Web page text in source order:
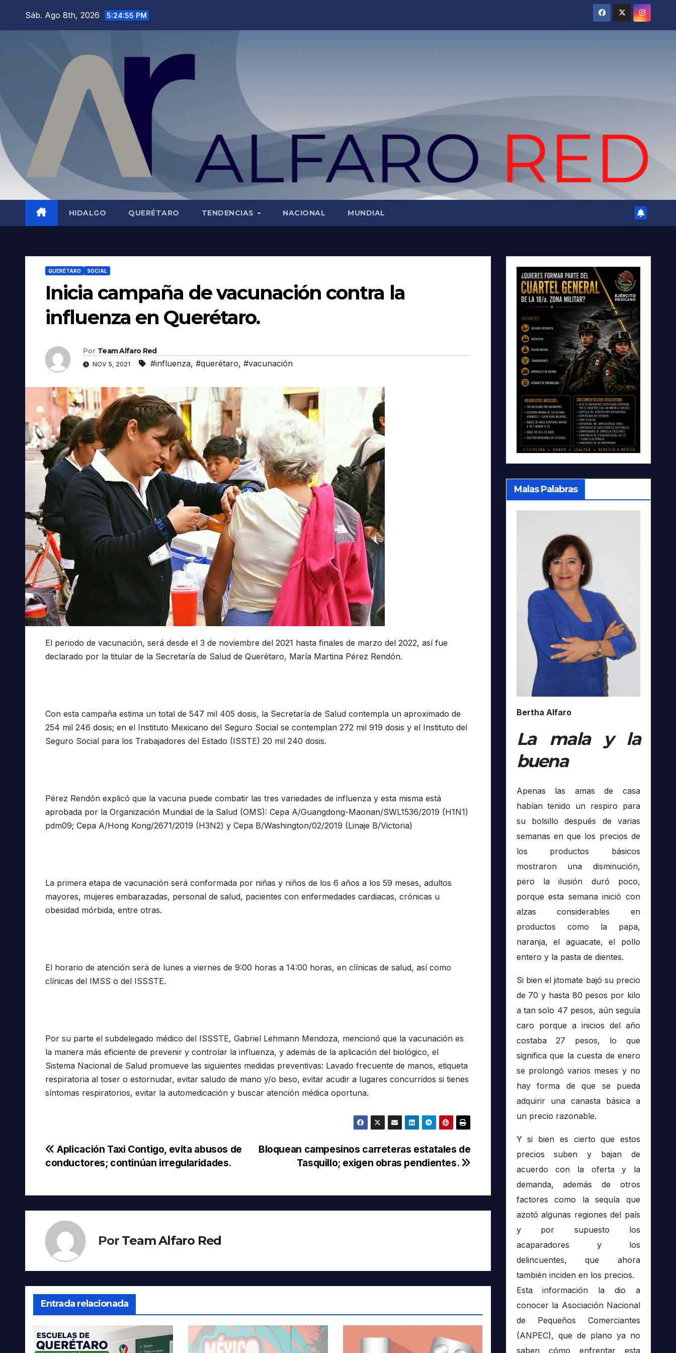
Sáb. Ago 8th, 2026 5:24:56 PM
HIDALGO QUERÉTARO TENDENCIAS NACIONAL MUNDIAL
QUERÉTARO SOCIAL
Inicia campaña de vacunación contra la
influenza en Querétaro.
Por Team Alfaro Red
NOV 5, 2021 #influenza, #querétaro, #vacunación
El periodo de vacunación, será desde el 3 de noviembre del 2021 hasta finales de marzo del 2022, así fue
declarado por la titular de la Secretaría de Salud de Querétaro, María Martina Pérez Rendón.
Con esta campaña estima un total de 547 mil 405 dosis, la Secretaría de Salud contempla un aproximado de
254 mil 246 dosis; en el Instituto Mexicano del Seguro Social se contemplan 272 mil 919 dosis y el Instituto del
Seguro Social para los Trabajadores del Estado (ISSTE) 20 mil 240 dosis.
Pérez Rendón explicó que la vacuna puede combatir las tres variedades de influenza y esta misma está
aprobada por la Organización Mundial de la Salud (OMS): Cepa A/Guangdong-Maonan/SWL1536/2019 (H1N1)
pdm09; Cepa A/Hong Kong/2671/2019 (H3N2) y Cepa B/Washington/02/2019 (Linaje B/Victoria)
La primera etapa de vacunación será conformada por niñas y niños de los 6 años a los 59 meses, adultos
mayores, mujeres embarazadas, personal de salud, pacientes con enfermedades cardiacas, crónicas u
obesidad mórbida, entre otras.
El horario de atención será de lunes a viernes de 9:00 horas a 14:00 horas, en clínicas de salud, así como
clínicas del IMSS o del ISSSTE.
Por su parte el subdelegado médico del ISSSTE, Gabriel Lehmann Mendoza, mencionó que la vacunación es
la manera más eficiente de prevenir y controlar la influenza, y además de la aplicación del biológico, el
Sistema Nacional de Salud promueve las siguientes medidas preventivas: Lavado frecuente de manos, etiqueta
respiratoria al toser o estornudar, evitar saludo de mano y/o beso, evitar acudir a lugares concurridos si tienes
síntomas respiratorios, evitar la automedicación y buscar atención médica oportuna.
Navegación
entradas
Bloquean campesinos carreteras estatales de
Tasquillo; exigen obras pendientes.
Aplicación Taxi Contigo, evita abusos de
conductores; continúan irregularidades.
Por Team Alfaro Red
Entrada relacionada
Malas Palabras
Bertha Alfaro
La mala y la
buena
Apenas las amas de casa
habían tenido un respiro para
su bolsillo después de varias
semanas en que los precios de
los productos básicos
mostraron una disminución,
pero la ilusión duró poco,
porque esta semana inició con
alzas considerables en
productos como la papa,
naranja, el aguacate, el pollo
entero y la pasta de dientes.
Si bien el jitomate bajó su precio
de 70 y hasta 80 pesos por kilo
a tan solo 47 pesos, aún seguía
caro porque a inicios del año
costaba 27 pesos, lo que
significa que la cuesta de enero
se prolongó varios meses y no
hay forma de que se pueda
adquirir una canasta básica a
un precio razonable.
Y si bien es cierto que estos
precios suben y bajan de
acuerdo con la oferta y la
demanda, además de otros
factores como la sequía que
azotó algunas regiones del país
y por supuesto los
acaparadores y los
delincuentes, que ahora
también inciden en los precios.
Esta información la dio a
conocer la Asociación Nacional
de Pequeños Comerciantes
(ANPEC), que de plano ya no
saben cómo enfrentar esta